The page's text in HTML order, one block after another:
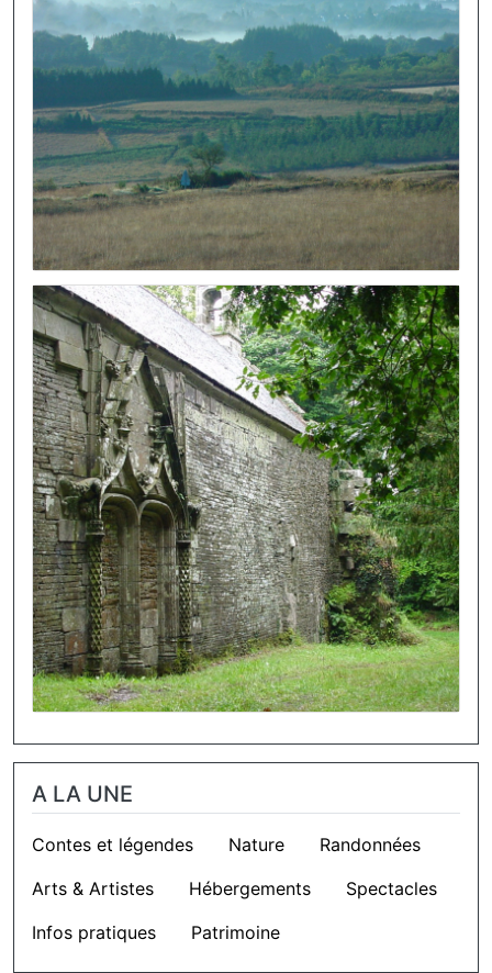
Image
A LA UNE
Contes et légendes Nature
Randonnées
Arts & Artistes
Hébergements
Spectacles
Infos pratiques
Patrimoine